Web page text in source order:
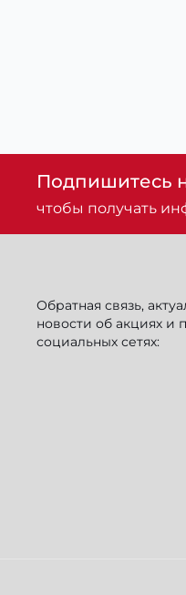
Подпишитесь
чтобы получать
Обратная связь,
новости об акциях и
социальных сетях: